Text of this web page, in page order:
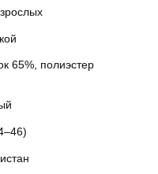
65%, полиэстер